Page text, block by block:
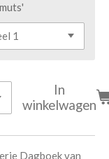
In
winkelwagen
Dagboek van